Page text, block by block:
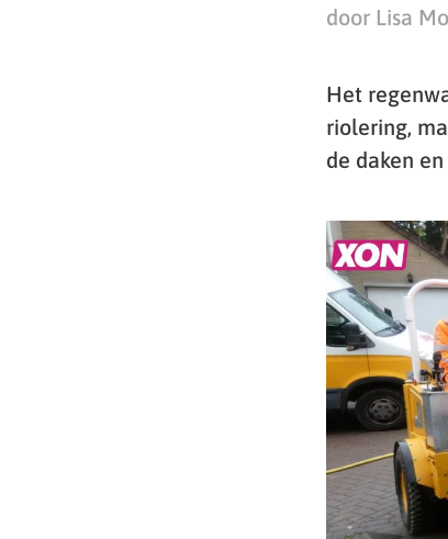
door Lisa
Het
riolering,
de daken